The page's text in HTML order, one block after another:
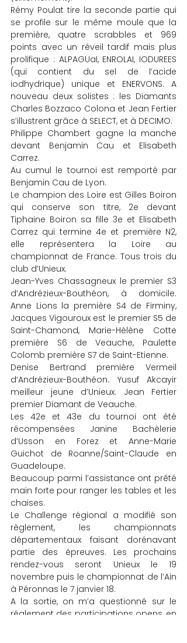
Rémy Poulat tire la seconde partie qui
se profile sur le même moule que la
première, quatre scrabbles et 969
points avec un réveil tardif mais plus
prolifique : ALPAGUaI, ENROLAI, IODUREES
(qui contient du sel de l’acide
iodhydrique) unique et ENERVONS. A
nouveau deux solistes : les Diamants
Charles Bozzaco Colona et Jean Fertier
s’illustrent grâce à SELECT, et à DECIMO.
Philippe Chambert gagne la manche
devant Benjamin Cau et Elisabeth
Carrez.
Au cumul le tournoi est remporté par
Benjamin Cau de Lyon.
Le champion des Loire est Gilles Boiron
qui conserve son titre, 2e devant
Tiphaine Boiron sa fille 3e et Elisabeth
Carrez qui termine 4e et première N2,
elle représentera la Loire au
championnat de France. Tous trois du
club d’Unieux.
Jean-Yves Chassagneux le premier S3
d’Andrézieux-Bouthéon, à domicile.
Anne Lions la première S4 de Firminy,
Jacques Vigouroux est le premier S5 de
Saint-Chamond, Marie-Hélène Cotte
première S6 de Veauche, Paulette
Colomb première S7 de Saint-Etienne.
Denise Bertrand première Vermeil
d’Andrézieux-Bouthéon. Yusuf Akcayir
meilleur jeune d’Unieux. Jean Fertier
premier Diamant de Veauche.
Les 42e et 43e du tournoi ont été
récompensées Janine Bachèlerie
d’Usson en Forez et Anne-Marie
Guichot de Roanne/Saint-Claude en
Guadeloupe.
Beaucoup parmi l’assistance ont prêté
main forte pour ranger les tables et les
chaises.
Le Challenge régional a modifié son
règlement, les championnats
départementaux faisant dorénavant
partie des épreuves. Les prochains
rendez-vous seront Unieux le 19
novembre puis le championnat de l’Ain
à Péronnas le 7 janvier 18.
A la sortie, on m’a questionné sur le
réglement des participations opens, en